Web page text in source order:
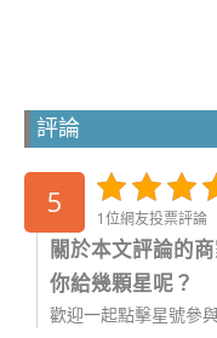
評論
5 1位網友投票評論
關於本文評論的
你給幾顆星呢？
歡迎一起點擊星號參